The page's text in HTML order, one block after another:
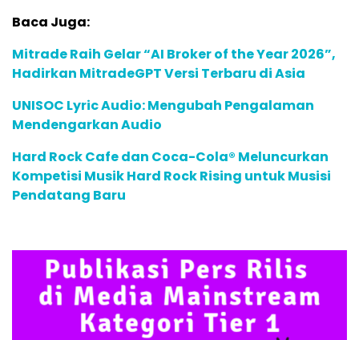
Baca Juga:
Mitrade Raih Gelar “AI Broker of the Year 2026”,
Hadirkan MitradeGPT Versi Terbaru di Asia
UNISOC Lyric Audio: Mengubah Pengalaman
Mendengarkan Audio
Hard Rock Cafe dan Coca-Cola® Meluncurkan
Kompetisi Musik Hard Rock Rising untuk Musisi
Pendatang Baru